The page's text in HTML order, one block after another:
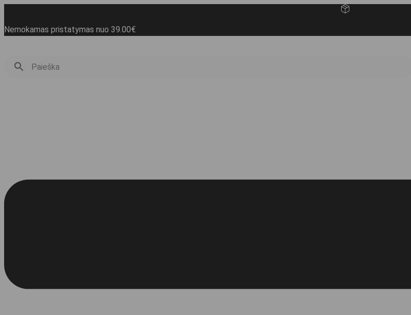
turinio
Nemokamas pristatymas nuo 39.00€